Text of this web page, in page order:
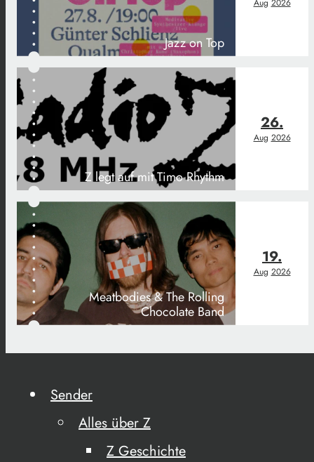
Jazz on Top
Aug 2026
Z legt auf mit Timo Rhythm
26.
Aug 2026
Meatbodies & The Rolling
Chocolate Band
19.
Aug 2026
Sender
Alles über Z
Z Geschichte